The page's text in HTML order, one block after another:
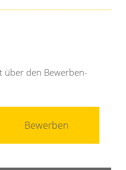
über den Bewerben-
Bewerben